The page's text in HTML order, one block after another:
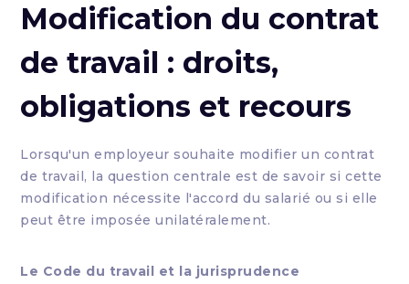
Modification du contrat
de travail : droits,
obligations et recours
Lorsqu'un employeur souhaite modifier un contrat
de travail, la question centrale est de savoir si cette
modification nécessite l'accord du salarié ou si elle
peut être imposée unilatéralement.
Le Code du travail et la jurisprudence